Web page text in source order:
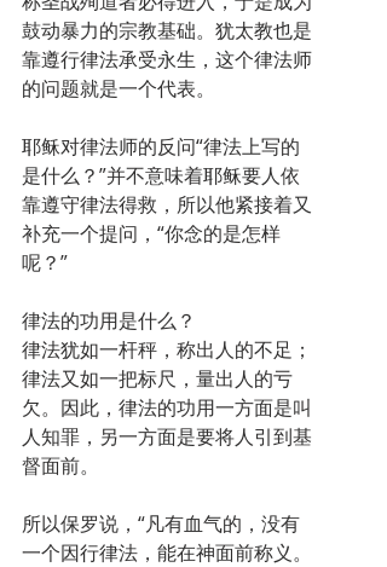
鼓动暴力的宗教基础。犹太教也是
靠遵行律法承受永生，这个律法师
的问题就是一个代表。
耶稣对律法师的反问“律法上写的
是什么？”并不意味着耶稣要人依
靠遵守律法得救，所以他紧接着又
补充一个提问，“你念的是怎样
呢？”
律法的功用是什么？
律法犹如一杆秤，称出人的不足；
律法又如一把标尺，量出人的亏
欠。因此，律法的功用一方面是叫
人知罪，另一方面是要将人引到基
督面前。
所以保罗说，“凡有血气的，没有
一个因行律法，能在神面前称义。